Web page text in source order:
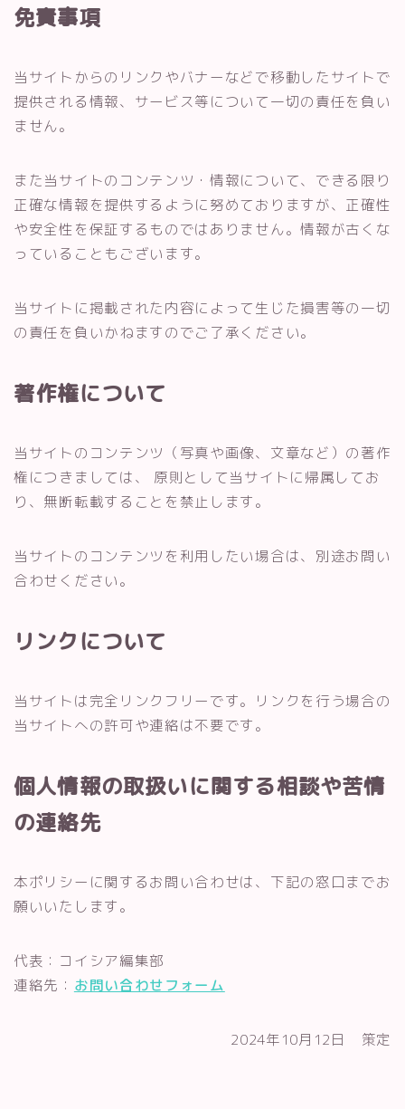
免責事項
当サイトからのリンクやバナーなどで移動したサイトで
提供される情報、サービス等について一切の責任を負い
ません。
また当サイトのコンテンツ・情報について、できる限り
正確な情報を提供するように努めておりますが、正確性
や安全性を保証するものではありません。情報が古くな
っていることもございます。
当サイトに掲載された内容によって生じた損害等の一切
の責任を負いかねますのでご了承ください。
著作権について
当サイトのコンテンツ（写真や画像、文章など）の著作
権につきましては、 原則として当サイトに帰属してお
り、無断転載することを禁止します。
当サイトのコンテンツを利用したい場合は、別途お問い
合わせください。
リンクについて
当サイトは完全リンクフリーです。リンクを行う場合の
当サイトへの許可や連絡は不要です。
個人情報の取扱いに関する相談や苦情
の連絡先
本ポリシーに関するお問い合わせは、下記の窓口までお
願いいたします。
代表：コイシア編集部
連絡先： お問い合わせフォーム
2024年10月12日 策定